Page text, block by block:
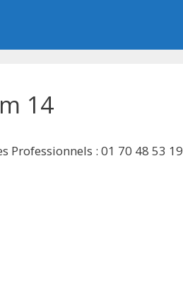
14
Professionnels : 01 70 48 53 19